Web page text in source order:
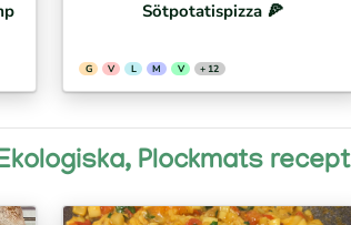
Sötpotatispizza 🍕⁣
G V L M V + 12
Plockmats recept